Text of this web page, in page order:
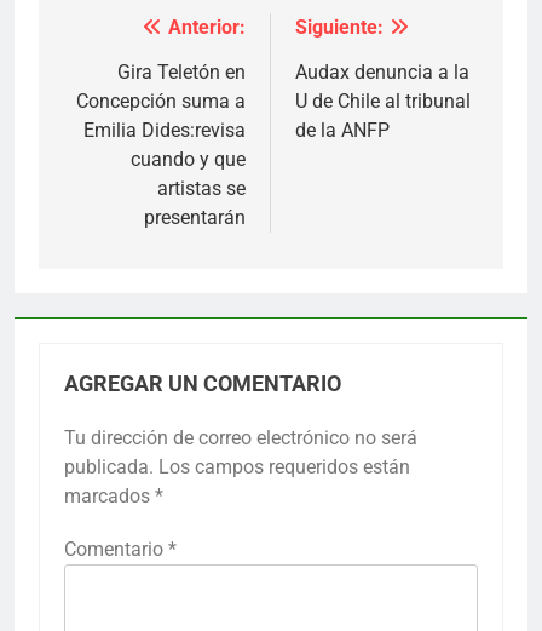
Navegación
entradas
Anterior:
Gira Teletón en
Concepción suma a
Emilia Dides:revisa
cuando y que
artistas se
presentarán
Siguiente:
Audax denuncia a la
U de Chile al tribunal
de la ANFP
AGREGAR UN COMENTARIO
Tu dirección de correo electrónico no será
publicada. Los campos requeridos están
marcados *
Comentario *